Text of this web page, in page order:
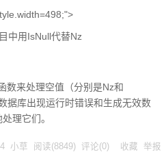
中用IsNull代替Nz
数来处理空值（分别是Nz和
据库出现运行时错误和生成无效数
理它们。
小草 阅读(8849) 评论(0) 收藏 举报